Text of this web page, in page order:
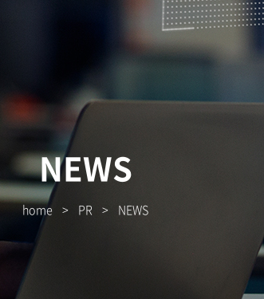
NEWS
home > PR > NEWS